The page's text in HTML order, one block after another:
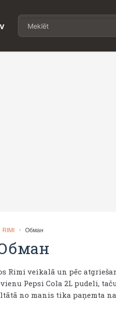
RIMI Обман
Rimi veikalā un pēc
Pepsi Cola 2L pudeli,
no manis tika paņemta